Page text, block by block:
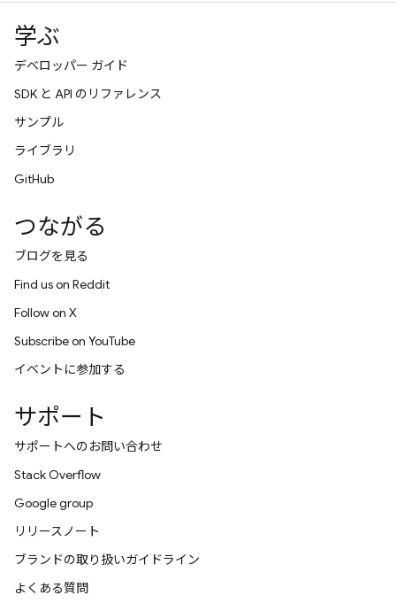
学ぶ
デベロッパー ガイド
SDK と API のリファレンス
サンプル
ライブラリ
GitHub
つながる
ブログを見る
Find us on Reddit
Follow on X
Subscribe on YouTube
イベントに参加する
サポート
サポートへのお問い合わせ
Stack Overflow
Google group
リリースノート
ブランドの取り扱いガイドライン
よくある質問